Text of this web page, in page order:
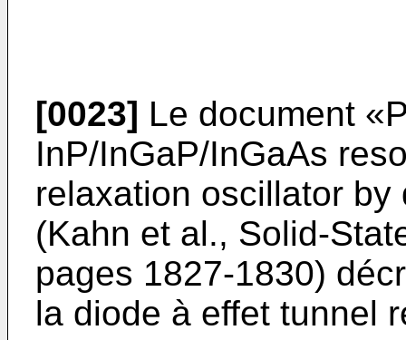
[0023] Le document
InP/InGaP/InGaAs
relaxation oscillator
(Kahn et al., Solid-
pages 1827-1830)
la diode à effet tunnel